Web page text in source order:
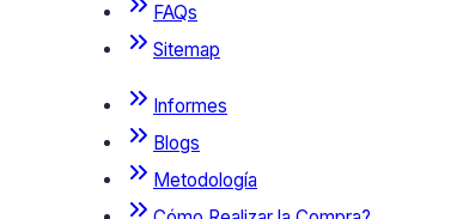
FAQs
Sitemap
Informes
Blogs
Metodología